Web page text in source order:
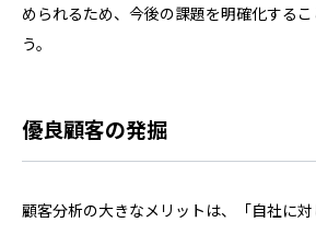
められるため、今後の課題を明確化する
う。
優良顧客の発掘
顧客分析の大きなメリットは、「自社に